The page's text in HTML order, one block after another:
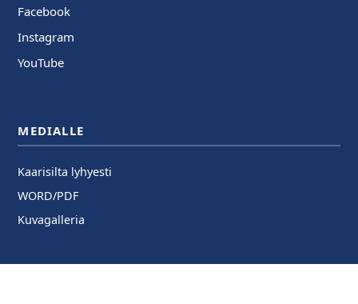
Facebook
Instagram
YouTube
MEDIALLE
Kaarisilta lyhyesti
WORD/PDF
Kuvagalleria